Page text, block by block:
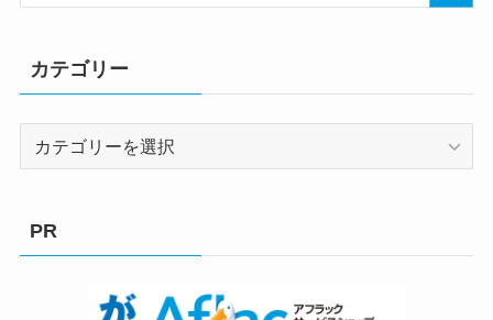
カテゴリー
PR